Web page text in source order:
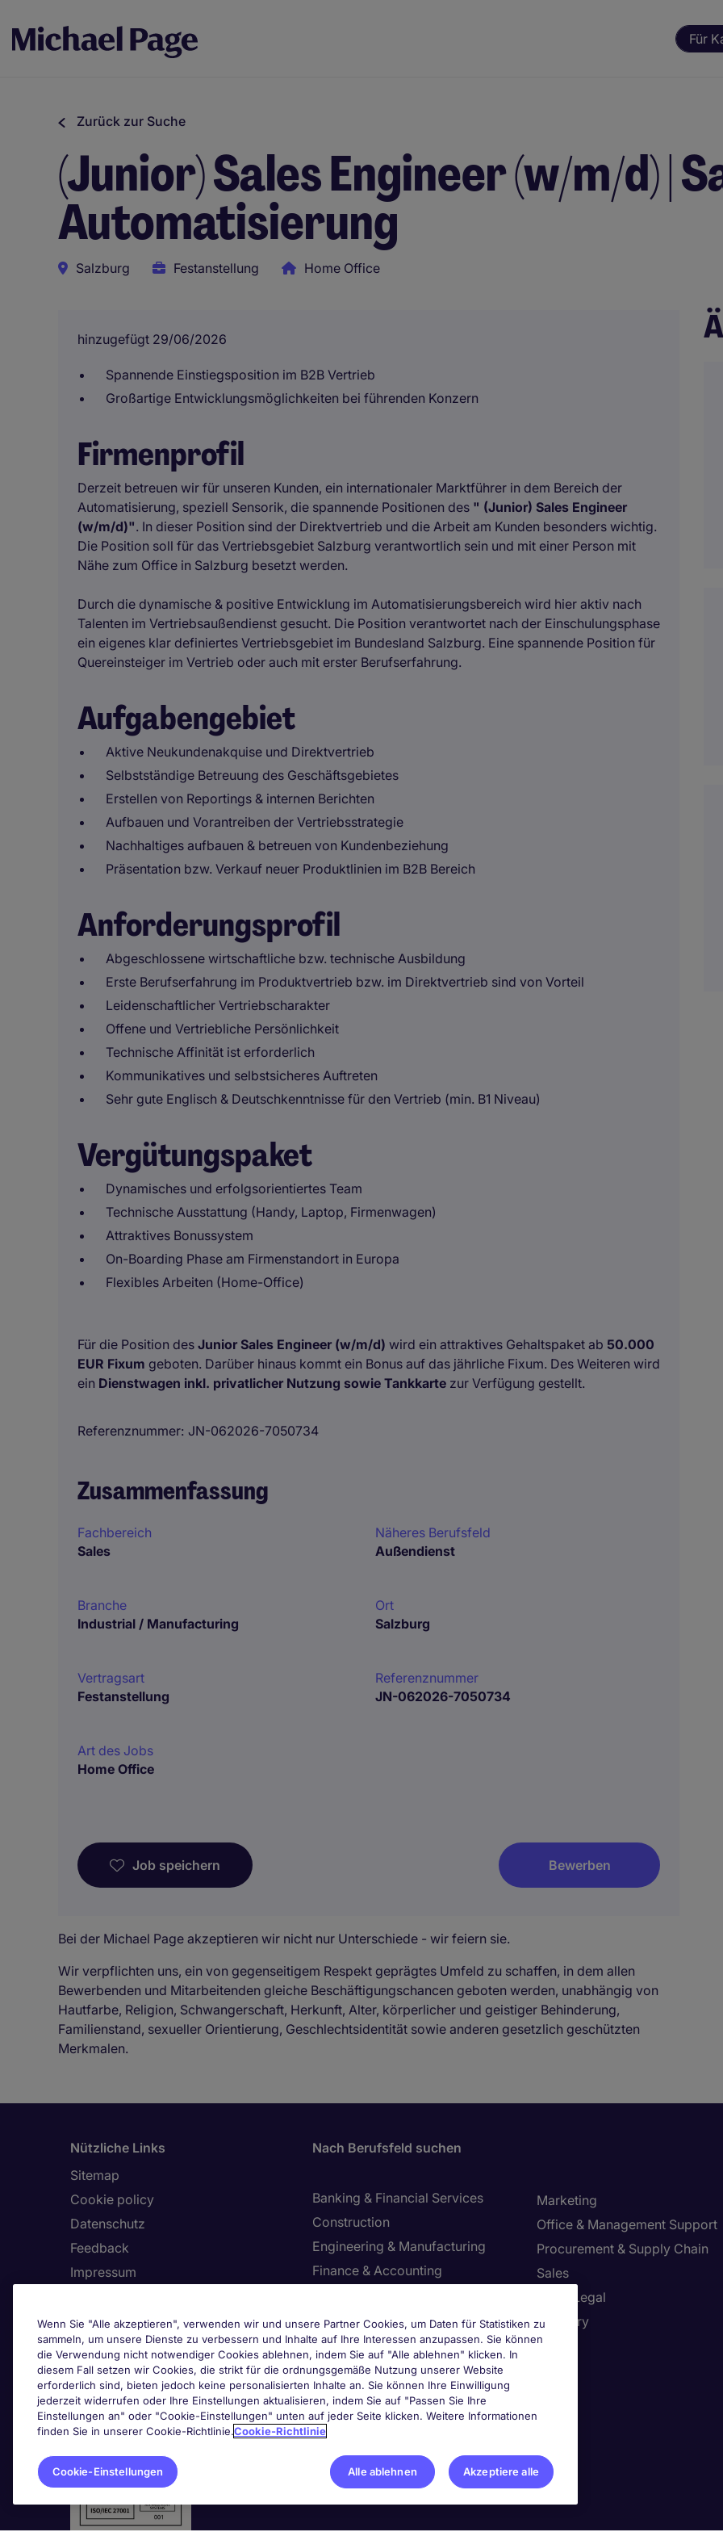
Für
Zurück zur Suche
(Junior) Sales Engineer (w/m/d) |
Automatisierung
Salzburg Festanstellung Home Office
hinzugefügt 29/06/2026
Spannende Einstiegsposition im B2B Vertrieb
Großartige Entwicklungsmöglichkeiten bei führenden Konzern
Firmenprofil
Derzeit betreuen wir für unseren Kunden, ein internationaler Marktführer in dem Bereich der
Automatisierung, speziell Sensorik, die spannende Positionen des " (Junior) Sales Engineer
(w/m/d)". In dieser Position sind der Direktvertrieb und die Arbeit am Kunden besonders wichtig.
Die Position soll für das Vertriebsgebiet Salzburg verantwortlich sein und mit einer Person mit
Nähe zum Office in Salzburg besetzt werden.
Durch die dynamische & positive Entwicklung im Automatisierungsbereich wird hier aktiv nach
Talenten im Vertriebsaußendienst gesucht. Die Position verantwortet nach der Einschulungsphase
ein eigenes klar definiertes Vertriebsgebiet im Bundesland Salzburg. Eine spannende Position für
Quereinsteiger im Vertrieb oder auch mit erster Berufserfahrung.
Aufgabengebiet
Aktive Neukundenakquise und Direktvertrieb
Selbstständige Betreuung des Geschäftsgebietes
Erstellen von Reportings & internen Berichten
Aufbauen und Vorantreiben der Vertriebsstrategie
Nachhaltiges aufbauen & betreuen von Kundenbeziehung
Präsentation bzw. Verkauf neuer Produktlinien im B2B Bereich
Anforderungsprofil
Abgeschlossene wirtschaftliche bzw. technische Ausbildung
Erste Berufserfahrung im Produktvertrieb bzw. im Direktvertrieb sind von Vorteil
Leidenschaftlicher Vertriebscharakter
Offene und Vertriebliche Persönlichkeit
Technische Affinität ist erforderlich
Kommunikatives und selbstsicheres Auftreten
Sehr gute Englisch & Deutschkenntnisse für den Vertrieb (min. B1 Niveau)
Vergütungspaket
Dynamisches und erfolgsorientiertes Team
Technische Ausstattung (Handy, Laptop, Firmenwagen)
Attraktives Bonussystem
On-Boarding Phase am Firmenstandort in Europa
Flexibles Arbeiten (Home-Office)
Für die Position des Junior Sales Engineer (w/m/d) wird ein attraktives Gehaltspaket ab 50.000
EUR Fixum geboten. Darüber hinaus kommt ein Bonus auf das jährliche Fixum. Des Weiteren wird
ein Dienstwagen inkl. privatlicher Nutzung sowie Tankkarte zur Verfügung gestellt.
Referenznummer JN-062026-7050734
Zusammenfassung
Fachbereich
Sales
Näheres Berufsfeld
Außendienst
Branche
Industrial / Manufacturing
Ort
Salzburg
Vertragsart
Festanstellung
Referenznummer
JN-062026-7050734
Art des Jobs
Home Office
Job speichern Bewerben
Bei der Michael Page akzeptieren wir nicht nur Unterschiede - wir feiern sie.
Wir verpflichten uns, ein von gegenseitigem Respekt geprägtes Umfeld zu schaffen, in dem allen
Bewerbenden und Mitarbeitenden gleiche Beschäftigungschancen geboten werden, unabhängig von
Hautfarbe, Religion, Schwangerschaft, Herkunft, Alter, körperlicher und geistiger Behinderung,
Familienstand, sexueller Orientierung, Geschlechtsidentität sowie anderen gesetzlich geschützten
Merkmalen.
Nützliche Links
Sitemap
Cookie policy
Datenschutz
Feedback
Impressum
Allgemeine Vertragsbedingungen
Barrierefreiheit
Unser Hinweisgebersystem
Zertifizierungen
Nach Berufsfeld suchen
Banking & Financial Services
Construction
Engineering & Manufacturing
Finance & Accounting
Human Resources
Information Technology
Marketing
Office & Management Support
Procurement & Supply Chain
Sales
Tax & Legal
Treasury
Cookie-Einstellungen
Wenn Sie "Alle akzeptieren", verwenden wir und unsere Partner Cookies, um Daten für Statistiken zu
sammeln, um unsere Dienste zu verbessern und Inhalte auf Ihre Interessen anzupassen. Sie können
die Verwendung nicht notwendiger Cookies ablehnen, indem Sie auf "Alle ablehnen" klicken. In
diesem Fall setzen wir Cookies, die strikt für die ordnungsgemäße Nutzung unserer Website
erforderlich sind, bieten jedoch keine personalisierten Inhalte an. Sie können Ihre Einwilligung
jederzeit widerrufen oder Ihre Einstellungen aktualisieren, indem Sie auf "Passen Sie Ihre
Einstellungen an" oder "Cookie-Einstellungen" unten auf jeder Seite klicken. Weitere Informationen
finden Sie in unserer Cookie-Richtlinie.Cookie-Richtlinie
Cookie-Einstellungen Alle ablehnen Akzeptiere alle